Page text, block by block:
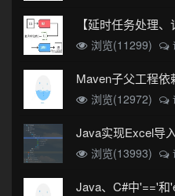
浏览(11299)
Maven子父工程
浏览(12972)
浏览(13993)
Java、C#中'=='和